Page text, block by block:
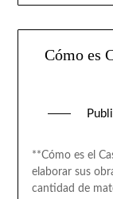
Cómo es
**Cómo es el
elaborar sus
cantidad de